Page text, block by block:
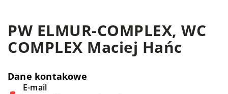
PW ELMUR-COMPLEX, WC
COMPLEX Maciej Hańc
Dane kontakowe
E-mail